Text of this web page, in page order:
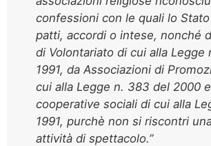
confessioni con le quali lo
patti, accordi o intese, nonché
di Volontariato di cui alla Legge
1991, da Associazioni di
cui alla Legge n. 383 del 2000
cooperative sociali di cui alla
1991, purchè non si riscontri
attività di spettacolo.”